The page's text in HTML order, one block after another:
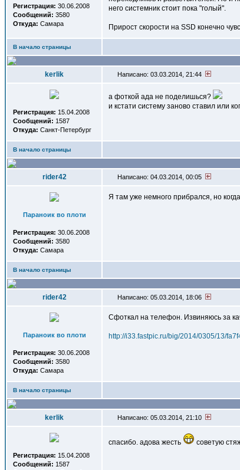
Регистрация: 30.06.2008
Сообщений: 3580
Откуда: Самара
него системник стоит пока "голый".
Прирост скорости на SSD конечно
В начало страницы
kerlik Написано: 03.03.2014, 21:44
Регистрация: 15.04.2008
Сообщений: 1587
Откуда: Санкт-Петербург
а фоткой ада не поделишься?
и кстати систему заново ставил или
В начало страницы
rider42 Написано: 04.03.2014, 00:05
Параноик во плоти
Регистрация: 30.06.2008
Сообщений: 3580
Откуда: Самара
Я там уже немного прибрался, но
В начало страницы
rider42 Написано: 05.03.2014, 18:06
Параноик во плоти
Регистрация: 30.06.2008
Сообщений: 3580
Откуда: Самара
Сфоткал на телефон. Извиняюсь за
http://i33.fastpic.ru/big/2014/0305/13/
В начало страницы
kerlik Написано: 05.03.2014, 21:10
Регистрация: 15.04.2008
Сообщений: 1587
спасибо. адова жесть советую